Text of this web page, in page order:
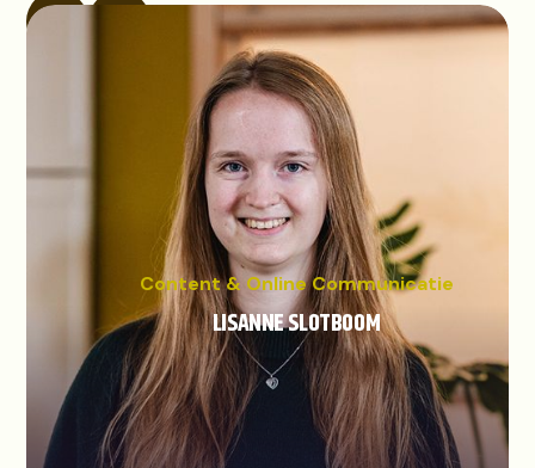
Content & Online Communicatie
LISANNE SLOTBOOM